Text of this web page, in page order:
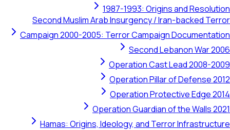
1987-1993: Origins and
Second Muslim Arab Insurgency / Iran-backed
Campaign 2000-2005: Terror Campaign
Second Lebanon War
Operation Cast Lead 2008-
Operation Pillar of Defense
Operation Protective Edge
Operation Guardian of the Walls
Hamas: Origins, Ideology, and Terror